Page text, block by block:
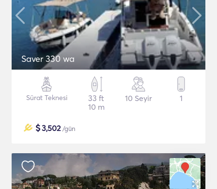
Saver 330 wa
Sürat Teknesi
33 ft
10 m
10 Seyir 1
$3,502/gün